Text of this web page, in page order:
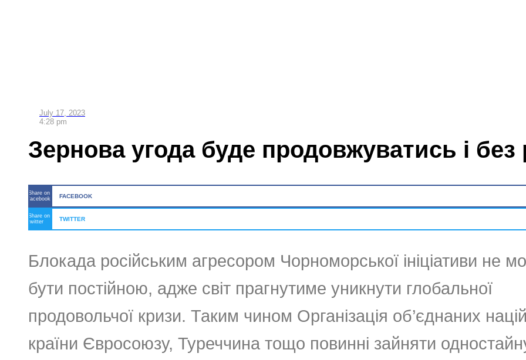
July 17, 2023
4:28 pm
Зернова угода буде продовжуватись і
Share on
facebook
FACEBOOK
Share on
twitter
TWITTER
Блокада російським агресором Чорноморської ініціативи не
бути постійною, адже світ прагнутиме уникнути глобальної
продовольчої кризи. Таким чином Організація об’єднаних
країни Євросоюзу, Туреччина тощо повинні зайняти